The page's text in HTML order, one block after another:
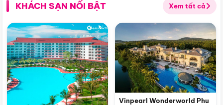
KHÁCH SẠN NỔI BẬT Xem tất cả
Vinpearl Wonderworld Phu